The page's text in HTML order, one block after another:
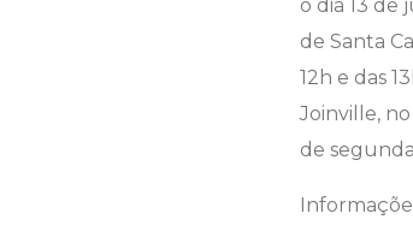
o dia 13 de
de Santa
12h e das
Joinville,
de segunda